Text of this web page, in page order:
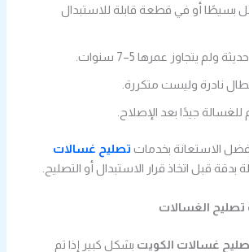
بسيطًا أو في قطعة قابلة للاستبدال
ولم يتجاوز عمرها 5–7 سنوات.
نادرة وليست متكررة.
للغسالة جيدًا بعد الإصلاح.
الاستعانة بخدمات تصليح غسالات
بدقة قبل اتخاذ قرار الاستبدال أو التصليح.
تصليح الغسالات
غسالات الكويت بشكل كبير إذا تم